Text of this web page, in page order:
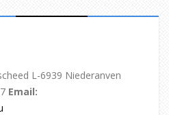
L-6939 Niederanven
Email: